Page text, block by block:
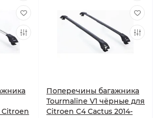
Поперечины багажника
Tourmaline V1 чёрные для
Citroen C4 Cactus 2014-